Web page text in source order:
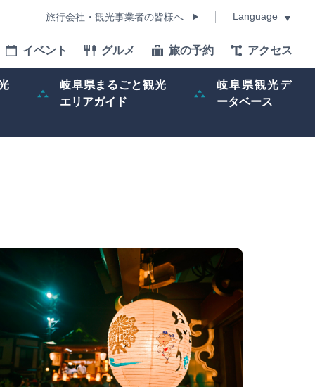
旅行会社・観光事業者の皆様へ Language
イベント グルメ 旅の予約 アクセス
岐阜県まるごと観光
エリアガイド
岐阜県観光デ
ータベース
記事 早わかり岐阜
体験予約サイト「ＶＩＳＩＴ
岐阜県」
観光キャン
岐阜県まるごと観光エリアガ